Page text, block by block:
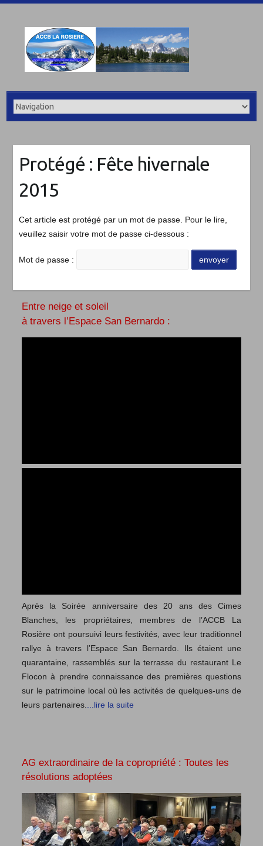
Protégé : Fête hivernale
2015
Cet article est protégé par un mot de passe. Pour le lire,
veuillez saisir votre mot de passe ci-dessous :
Mot de passe :
Entre neige et soleil
à travers l’Espace San Bernardo :
Après la Soirée anniversaire des 20 ans des Cimes
Blanches, les propriétaires, membres de l’ACCB La
Rosière ont poursuivi leurs festivités, avec leur traditionnel
rallye à travers l’Espace San Bernardo. Ils étaient une
quarantaine, rassemblés sur la terrasse du restaurant Le
Flocon à prendre connaissance des premières questions
sur le patrimoine local où les activités de quelques-uns de
leurs partenaires.
...lire la suite
AG extraordinaire de la copropriété : Toutes les
résolutions adoptées